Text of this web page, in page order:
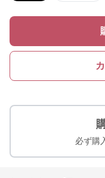
必ず購